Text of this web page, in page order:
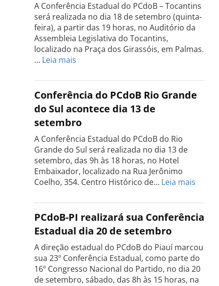
A Conferência Estadual do PCdoB – Tocantins
será realizada no dia 18 de setembro (quinta-
feira), a partir das 19 horas, no Auditório da
Assembleia Legislativa do Tocantins,
localizado na Praça dos Girassóis, em Palmas.
… Leia mais
Estadual
do
PCdoB
Tocantins
será
realizada
dia
18
de
setembro
Conferência do PCdoB Rio Grande
do Sul acontece dia 13 de
setembro
A Conferência Estadual do PCdoB do Rio
Grande do Sul será realizada no dia 13 de
setembro, das 9h às 18 horas, no Hotel
Embaixador, localizado na Rua Jerônimo
Coelho, 354. Centro Histórico de… Leia mais
do
PCdoB
Rio
do
Sul
dia
PCdoB-PI realizará sua Conferência
Estadual dia 20 de setembro
A direção estadual do PCdoB do Piauí marcou
sua 23º Conferência Estadual, como parte do
16º Congresso Nacional do Partido, no dia 20
de setembro, sábado, das 8h às 15 horas, na